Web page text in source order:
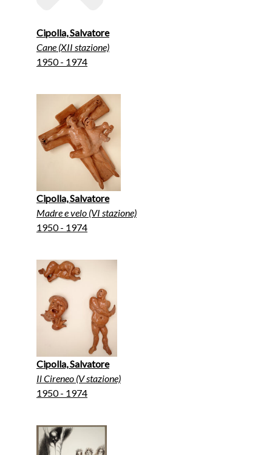
Cipolla, Salvatore
Cane (XII stazione)
1950 - 1974
Cipolla, Salvatore
Madre e velo (VI stazione)
1950 - 1974
Cipolla, Salvatore
Il Cireneo (V stazione)
1950 - 1974